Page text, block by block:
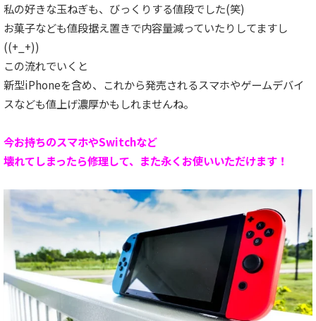
私の好きな玉ねぎも、びっくりする値段でした(笑)
お菓子なども値段据え置きで内容量減っていたりしてますし
((+_+))
この流れでいくと
新型iPhoneを含め、これから発売されるスマホやゲームデバイ
スなども値上げ濃厚かもしれませんね。
今お持ちのスマホやSwitchなど
壊れてしまったら修理して、また永くお使いいただけます！